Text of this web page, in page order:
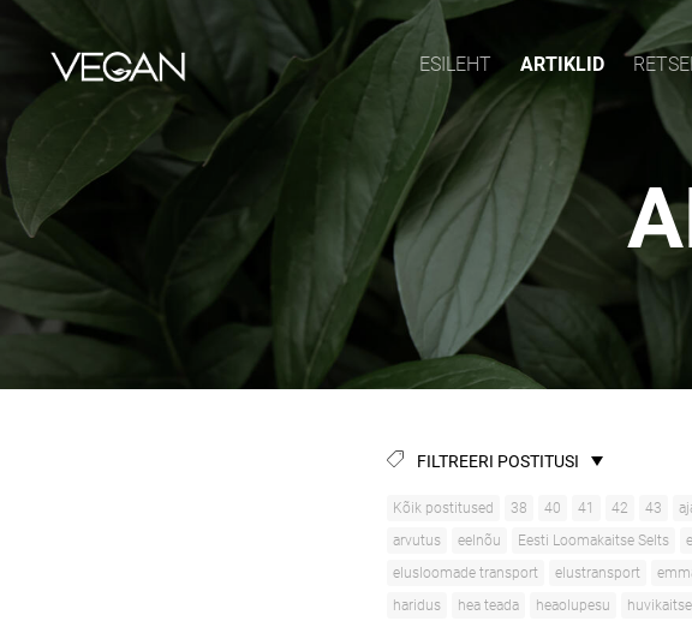
ESILEHT ARTIKLID
FILTREERI POSTITUSI
Kõik postitused 38 40 41 42 43
arvutus
eelnõu Eesti Loomakaitse Selts
elusloomade transport
elustransport
haridus
hea teada heaolupesu huvikaitse